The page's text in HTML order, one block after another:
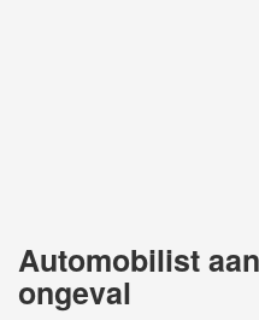
Automobilist
ongeval